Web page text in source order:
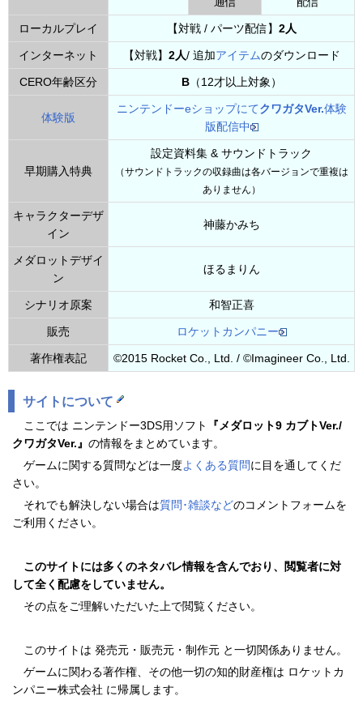
ローカルプレイ 【対戦 / パーツ配信】 2人
インターネット 【対戦】 2人/ 追加アイテムのダウンロード
CERO年齢区分 B（12才以上対象）
体験版
ニンテンドーeショップにてクワガタVer.体験
版配信中
早期購入特典
設定資料集 & サウンドトラック
（サウンドトラックの収録曲は各バージョンで重複は
ありません）
キャラクターデザ
イン
神藤かみち
メダロットデザイ
ン
ほるまりん
シナリオ原案 和智正喜
販売 ロケットカンパニー
著作権表記 ©2015 Rocket Co., Ltd. / ©Imagineer Co., Ltd.
サイトについて
ここでは ニンテンドー3DS用ソフト
『メダロット9 カブトVer./
クワガタVer.』 の情報をまとめています。
ゲームに関する質問などは一度よくある質問に目を通してくだ
さい。
それでも解決しない場合は質問･雑談などのコメントフォームを
ご利用ください。
このサイトには多くのネタバレ情報を含んでおり、閲覧者に対
して全く配慮をしていません。
その点をご理解いただいた上で閲覧ください。
このサイトは 発売元・販売元・制作元 と一切関係ありません。
ゲームに関わる著作権、その他一切の知的財産権は ロケットカ
ンパニー株式会社 に帰属します。